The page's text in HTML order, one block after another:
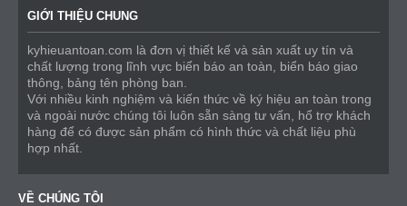
GIỚI THIỆU CHUNG
kyhieuantoan.com là đơn vị thiết kế và sản xuất uy tín và
chất lượng trong lĩnh vực biển báo an toàn, biển báo giao
thông, bảng tên phòng ban.
Với nhiều kinh nghiệm và kiến thức về ký hiệu an toàn trong
và ngoài nước chúng tôi luôn sẵn sàng tư vấn, hổ trợ khách
hàng để có được sản phẩm có hình thức và chất liệu phù
hợp nhất.
VỀ CHÚNG TÔI